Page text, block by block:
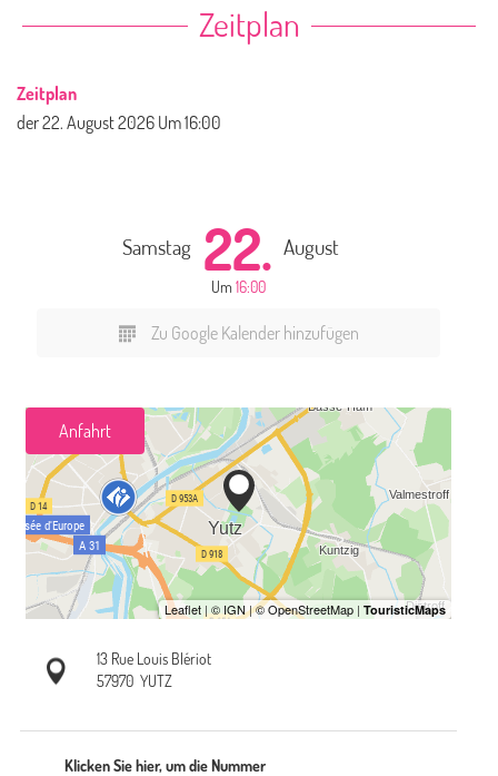
Zeitplan
Zeitplan
der22. August 2026 Um 16:00
Samstag 22. August
Um 16:00
Zu Google Kalender hinzufügen
Anfahrt
13 Rue Louis Blériot
57970 YUTZ
Klicken Sie hier, um die Nummer